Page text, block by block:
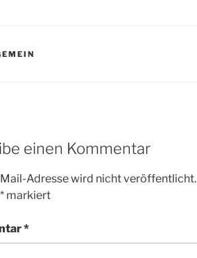
einen Kommentar
Adresse wird nicht veröffentlicht.
* markiert
*